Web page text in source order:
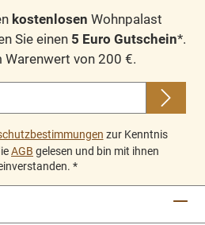
kostenlosen Wohnpalast
Sie einen 5 Euro Gutschein*.
Warenwert von 200 €.
zur Kenntnis
AGB gelesen und bin mit ihnen
*